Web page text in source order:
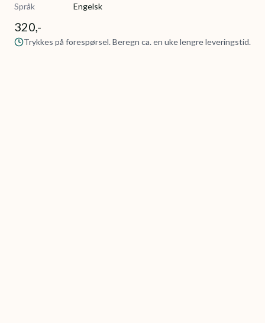
Språk
Engelsk
320,-
Trykkes på forespørsel. Beregn ca. en uke lengre leveringstid.